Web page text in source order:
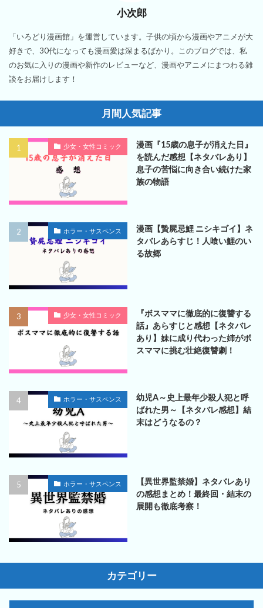
小次郎
「いろどり漫画館」を運営しています。子供の頃から漫画やアニメが大
好きで、30代になっても漫画愛は深まるばかり。このブログでは、私
のお気に入りの漫画や新作のレビューなど、漫画やアニメにまつわる雑
談をお届けします！
月間人気記事
少女・女性コミック
漫画『15歳の息子が消えた日』
を読んだ感想【ネタバレあり】
息子の苦悩に向き合い続けた家
族の物語
ホラー・サスペンス
漫画【贄屍忌鯉 ニシキゴイ】ネ
タバレあらすじ！人喰い鯉のい
る故郷
少女・女性コミック
『ボスママに徹底的に復讐する
話』あらすじと感想【ネタバレ
あり】妹に成り代わった姉がボ
スママに挑む壮絶復讐劇！
ホラー・サスペンス
幼児A～史上最年少殺人犯と呼
ばれた男～【ネタバレ感想】結
末はどうなるの？
ホラー・サスペンス
【異世界監禁婚】ネタバレあり
の感想まとめ！最終回・結末の
展開も徹底考察！
カテゴリー